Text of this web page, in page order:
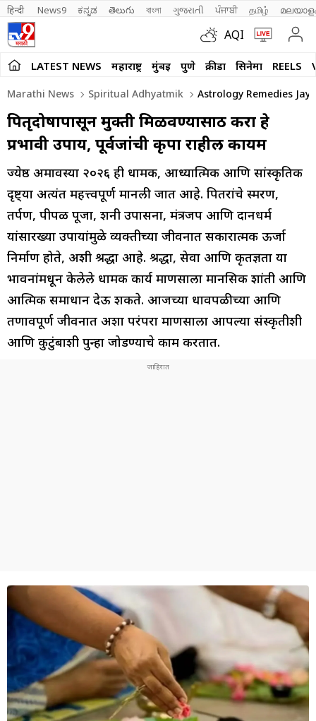
हिन्दी News9 ಕನ್ನಡ తెలుగు বাংলা ગુજરાતી ਪੰਜਾਬੀ தமிழ்
AQI
LATEST NEWS महाराष्ट्र मुंबई पुणे क्रीडा सिनेमा REELS
Marathi News Spiritual Adhyatmik Astrology Remedies
पितृदोषापासून मुक्ती मिळवण्यासाठी करा हे
प्रभावी उपाय, पूर्वजांची कृपा राहील कायम
ज्येष्ठ अमावस्या २०२६ ही धार्मिक, आध्यात्मिक आणि सांस्कृतिक
दृष्ट्या अत्यंत महत्त्वपूर्ण मानली जात आहे. पितरांचे स्मरण,
तर्पण, पीपळ पूजा, शनी उपासना, मंत्रजप आणि दानधर्म
यांसारख्या उपायांमुळे व्यक्तीच्या जीवनात सकारात्मक ऊर्जा
निर्माण होते, अशी श्रद्धा आहे. श्रद्धा, सेवा आणि कृतज्ञता या
भावनांमधून केलेले धार्मिक कार्य माणसाला मानसिक शांती आणि
आत्मिक समाधान देऊ शकते. आजच्या धावपळीच्या आणि
तणावपूर्ण जीवनात अशा परंपरा माणसाला आपल्या संस्कृतीशी
आणि कुटुंबाशी पुन्हा जोडण्याचे काम करतात.